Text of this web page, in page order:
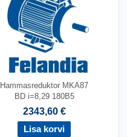
Hammasreduktor MKA87
BD i=8,29 180B5
2343,60 €